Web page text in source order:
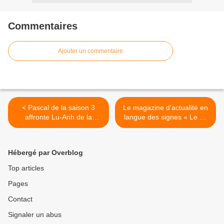
Commentaires
Ajouter un commentaire
< Pascal de la saison 3
affronte Lu-Anh de la
saison 8 dans « Le Meilleur
Le magazine d'actualité en
langue des signes « Le 10
Minutes » devient quotidien
Hébergé par Overblog
Top articles
Pages
Contact
Signaler un abus